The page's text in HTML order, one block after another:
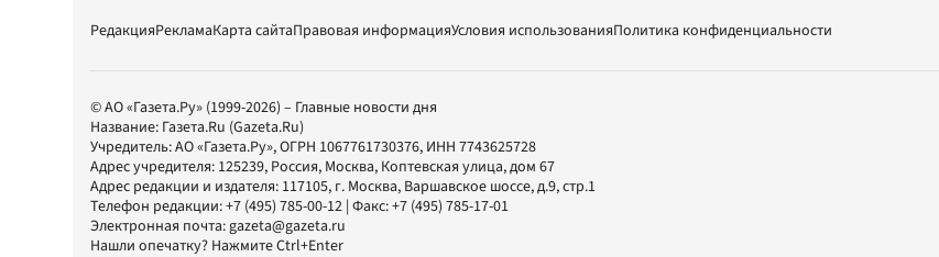
РедакцияРекламаКарта сайтаПравовая информацияУсловия использованияПолитика конфиденциальности
© АО «Газета.Ру» (1999-2026) – Главные новости дня
Название: Газета.Ru (Gazeta.Ru)
Учредитель:АО «Газета.Ру», ОГРН 1067761730376, ИНН 7743625728
Адрес учредителя: 125239, Россия, Москва, Коптевская улица, дом 67
Адрес редакции и издателя: 117105, г. Москва, Варшавское шоссе, д.9, стр.1
Телефон редакции:+7 (495) 785-00-12 | Факс:+7 (495) 785-17-01
Электронная почта:gazeta@gazeta.ru
Нашли опечатку? Нажмите Ctrl+Enter